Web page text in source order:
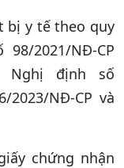
bị y tế theo quy
2021/NĐ-CP
Nghị định số
2023/NĐ-CP và
chứng nhận